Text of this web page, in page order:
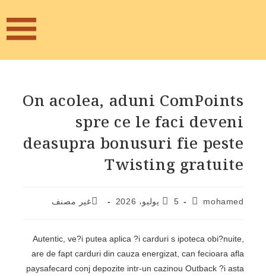
On acolea, aduni ComPoints
spre ce le faci deveni
deasupra bonusuri fie peste
Twisting gratuite
mohamed 5 يوليو، 2026 غير مصنف
Autentic, ve?i putea aplica ?i carduri s ipoteca obi?nuite,
are de fapt carduri din cauza energizat, can fecioara afla
paysafecard conj depozite intr-un cazinou Outback ?i asta